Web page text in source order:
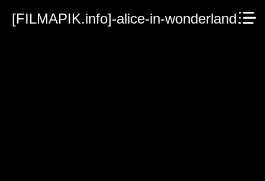
[FILMAPIK.info]-alice-in-wonderland.mp4